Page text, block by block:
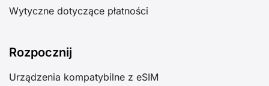
Wytyczne dotyczące płatności
Rozpocznij
Urządzenia kompatybilne z eSIM